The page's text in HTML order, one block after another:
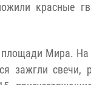
красные
Мира. На
зажгли свечи,